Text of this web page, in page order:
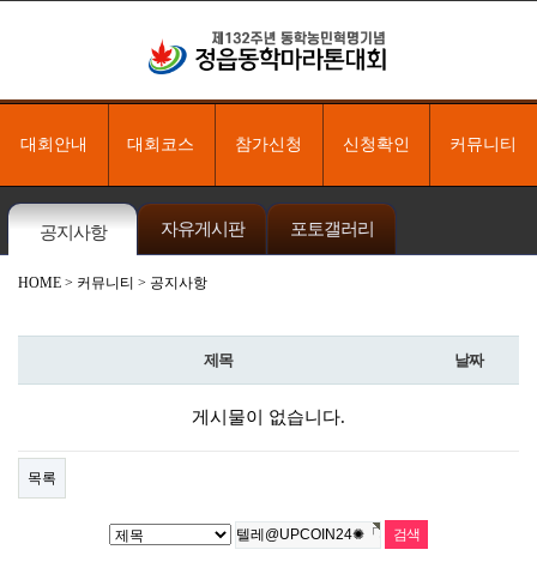
대회안내 대회코스 참가신청 신청확인 커뮤니티
공지사항 자유게시판 포토갤러리
HOME > 커뮤니티 > 공지사항
제목 날짜
게시물이 없습니다.
목록